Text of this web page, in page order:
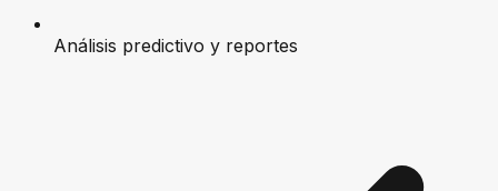
Análisis predictivo y reportes